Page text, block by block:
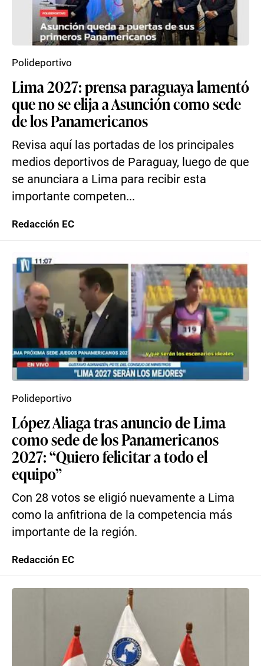
Lima 2027: prensa paraguaya lamentó
que no se elija a Asunción como sede
de los Panamericanos
Revisa aquí las portadas de los principales
medios deportivos de Paraguay, luego de que
se anunciara a Lima para recibir esta
importante competen...
Polideportivo
Redacción EC
López Aliaga tras anuncio de Lima
como sede de los Panamericanos
2027: “Quiero felicitar a todo el
equipo”
Con 28 votos se eligió nuevamente a Lima
como la anfitriona de la competencia más
importante de la región.
Polideportivo
Redacción EC